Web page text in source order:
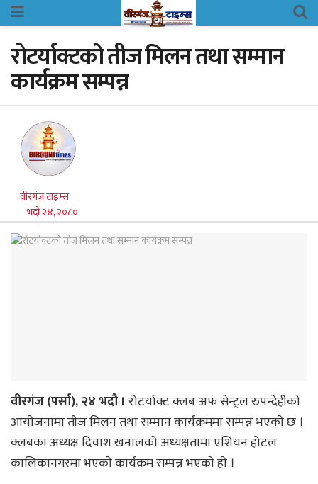
रोटर्याक्टकाे तीज मिलन तथा सम्मान
कार्यक्रम सम्पन्न
वीरगंज टाइम्स
भदौ २४, २०८०
वीरगंज (पर्सा), २४ भदौ । रोटर्याक्ट क्लब अफ सेन्ट्रल रुपन्देहीकाे
आयाेजनामा तीज मिलन तथा सम्मान कार्यक्रममा सम्पन्न भएकाे छ ।
क्लबका अध्यक्ष दिवाश खनालकाे अध्यक्षतामा एशियन होटल
कालिकानगरमा भएकाे कार्यक्रम सम्पन्न भएकाे हाे ।